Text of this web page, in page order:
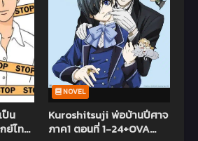
น
ย์ไทย
NOVEL
Kuroshitsuji พ่อบ้านปีศาจ
ภาค1 ตอนที่ 1-24+OVA